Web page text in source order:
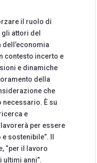
il ruolo di
attori del
contesto incerto e
e dinamiche
della
che
È su
e
per essere
sostenibile”. Il
“per il lavoro
anni”.